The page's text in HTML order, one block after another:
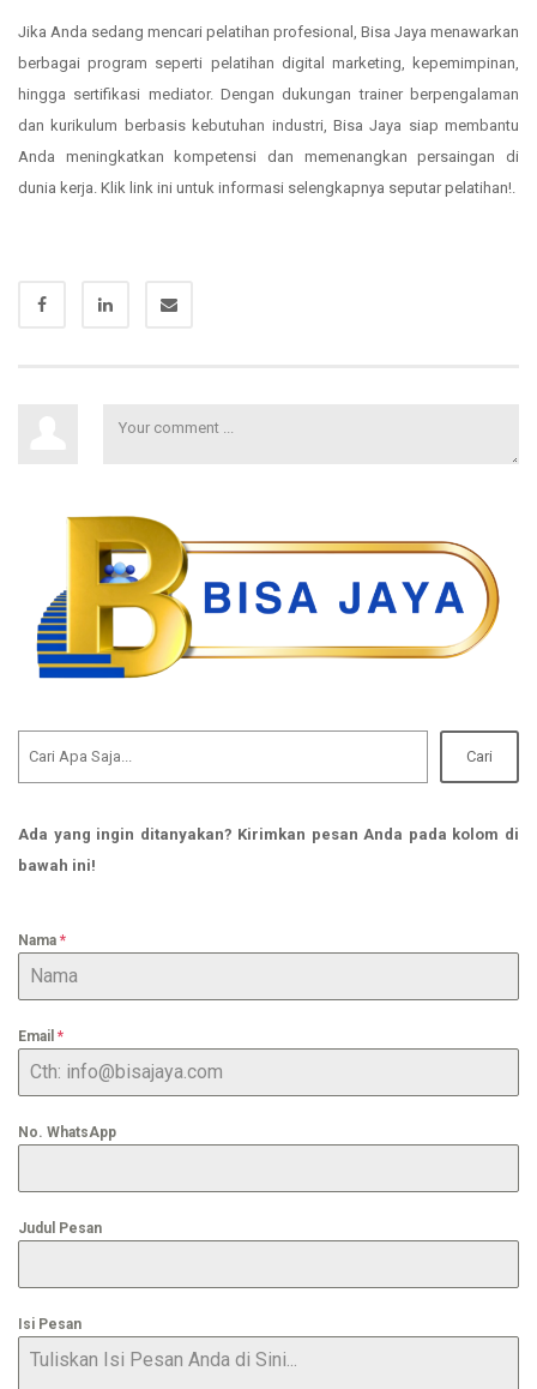
Jika Anda sedang mencari pelatihan profesional, Bisa Jaya menawarkan
berbagai program seperti pelatihan digital marketing, kepemimpinan,
hingga sertifikasi mediator. Dengan dukungan trainer berpengalaman
dan kurikulum berbasis kebutuhan industri, Bisa Jaya siap membantu
Anda meningkatkan kompetensi dan memenangkan persaingan di
dunia kerja. Klik link ini untuk informasi selengkapnya seputar pelatihan!.
Cari
Ada yang ingin ditanyakan? Kirimkan pesan Anda pada kolom di
bawah ini!
Nama *
Email *
No. WhatsApp
Judul Pesan
Isi Pesan